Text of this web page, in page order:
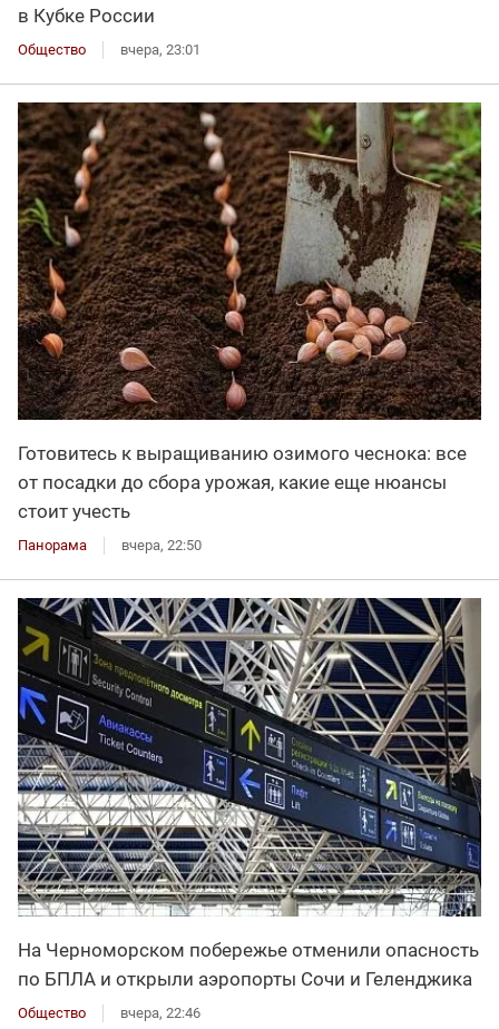
в Кубке России
Общество вчера, 23:01
Готовитесь к выращиванию озимого чеснока: все
от посадки до сбора урожая, какие еще нюансы
стоит учесть
Панорама вчера, 22:50
На Черноморском побережье отменили опасность
по БПЛА и открыли аэропорты Сочи и Геленджика
Общество вчера, 22:46